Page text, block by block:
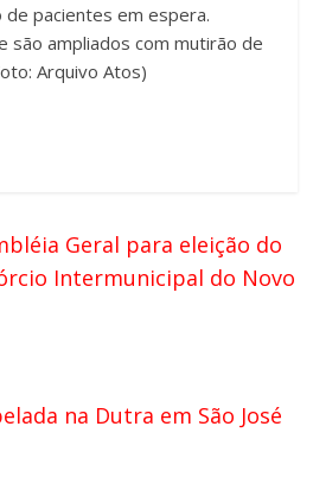
pacientes em espera.
são ampliados com mutirão de
Arquivo Atos)
Geral para eleição do
Intermunicipal do Novo
na Dutra em São José